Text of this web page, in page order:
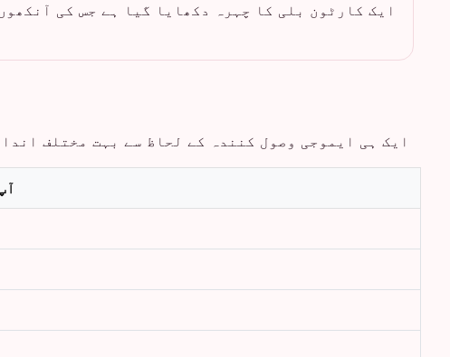
ایک کارٹون بلی کا چہرہ دکھایا گیا ہے جس کی
ایک ہی ایموجی وصول کنندہ کے لحاظ سے بہت مختلف